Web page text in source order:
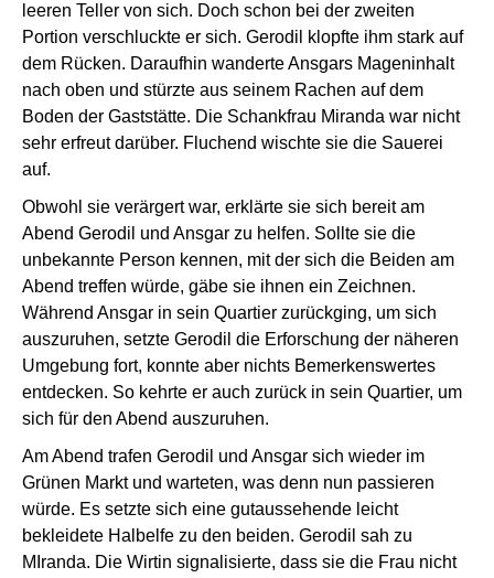
leeren Teller von sich. Doch schon bei der zweiten
Portion verschluckte er sich. Gerodil klopfte ihm stark auf
dem Rücken. Daraufhin wanderte Ansgars Mageninhalt
nach oben und stürzte aus seinem Rachen auf dem
Boden der Gaststätte. Die Schankfrau Miranda war nicht
sehr erfreut darüber. Fluchend wischte sie die Sauerei
auf.
Obwohl sie verärgert war, erklärte sie sich bereit am
Abend Gerodil und Ansgar zu helfen. Sollte sie die
unbekannte Person kennen, mit der sich die Beiden am
Abend treffen würde, gäbe sie ihnen ein Zeichnen.
Während Ansgar in sein Quartier zurückging, um sich
auszuruhen, setzte Gerodil die Erforschung der näheren
Umgebung fort, konnte aber nichts Bemerkenswertes
entdecken. So kehrte er auch zurück in sein Quartier, um
sich für den Abend auszuruhen.
Am Abend trafen Gerodil und Ansgar sich wieder im
Grünen Markt und warteten, was denn nun passieren
würde. Es setzte sich eine gutaussehende leicht
bekleidete Halbelfe zu den beiden. Gerodil sah zu
MIranda. Die Wirtin signalisierte, dass sie die Frau nicht